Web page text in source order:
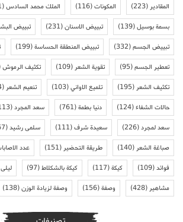
المقادير(223) المكونات(116) الملك محمد السادس(101)
بسمة بوسيل(139) تبييض الاسنان(231) تبييض
تبييض الجسم(332) تبييض المنطقة الحساسة(199)
تعطير الجسم(95) تقوية الشعر(109) تكثيف الرموش
تكثيف الشعر(195) تلميع الاواني(103) تنعيم الشعر(434)
حالات الشفاء(124) دنيا بطمة(761) سعد المجرد(113)
سعد لمجرد(226) سعيدة شرف(111) سلمى رشيد(167)
صباغة الشعر(140) طريقة التحضير(151) عدد
فوائد(109) كيكة(117) كيكة بالشكلاط(97)
مشاهير(428) وصفة(156) وصفة لزيادة الوزن(138)